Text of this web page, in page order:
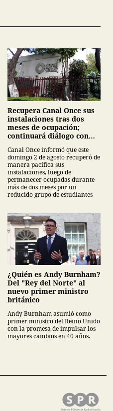
Recupera Canal Once sus
instalaciones tras dos
meses de ocupación;
continuará diálogo con
Canal Once informó que este
domingo 2 de agosto recuperó de
manera pacífica sus
instalaciones, luego de
permanecer ocupadas durante
más de dos meses por un
reducido grupo de estudiantes
¿Quién es Andy Burnham?
Del "Rey del Norte" al
nuevo primer ministro
británico
Andy Burnham asumió como
primer ministro del Reino Unido
con la promesa de impulsar los
mayores cambios en 40 años.